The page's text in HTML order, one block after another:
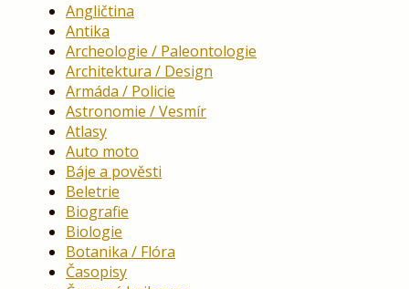
Angličtina
Antika
Archeologie / Paleontologie
Architektura / Design
Armáda / Policie
Astronomie / Vesmír
Atlasy
Auto moto
Báje a pověsti
Beletrie
Biografie
Biologie
Botanika / Flóra
Časopisy